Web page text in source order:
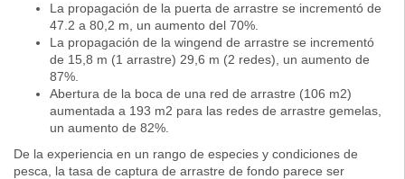
La propagación de la puerta de arrastre se incrementó de
47.2 a 80,2 m, un aumento del 70%.
La propagación de la wingend de arrastre se incrementó
de 15,8 m (1 arrastre) 29,6 m (2 redes), un aumento de
87%.
Abertura de la boca de una red de arrastre (106 m2)
aumentada a 193 m2 para las redes de arrastre gemelas,
un aumento de 82%.
De la experiencia en un rango de especies y condiciones de
pesca, la tasa de captura de arrastre de fondo parece ser